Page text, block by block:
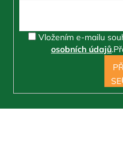
Vložením e-mailu
osobních údajů.
SE